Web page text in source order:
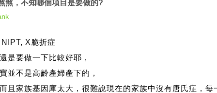
煞，不知哪個項目是要做的?
X脆折症
是要做一下比較好耶，
並不是高齡產婦產下的，
且家族基因庫太大，很難說現在的家族中沒有唐氏症，每